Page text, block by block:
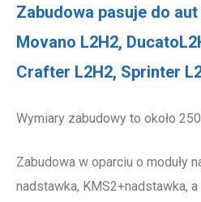
Zabudowa pasuje do
Movano L2H2,
Crafter L2H2, Sprinter
Wymiary zabudowy to około
Zabudowa w oparciu o moduły
nadstawka, KMS2+nadstawka,